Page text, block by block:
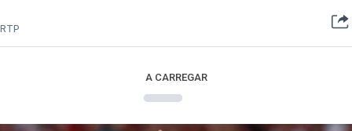
RTP
A CARREGAR